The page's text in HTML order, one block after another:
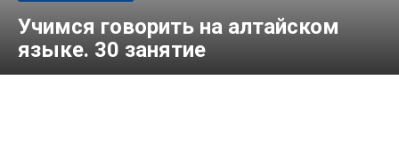
Учимся говорить на алтайском
языке. 30 занятие